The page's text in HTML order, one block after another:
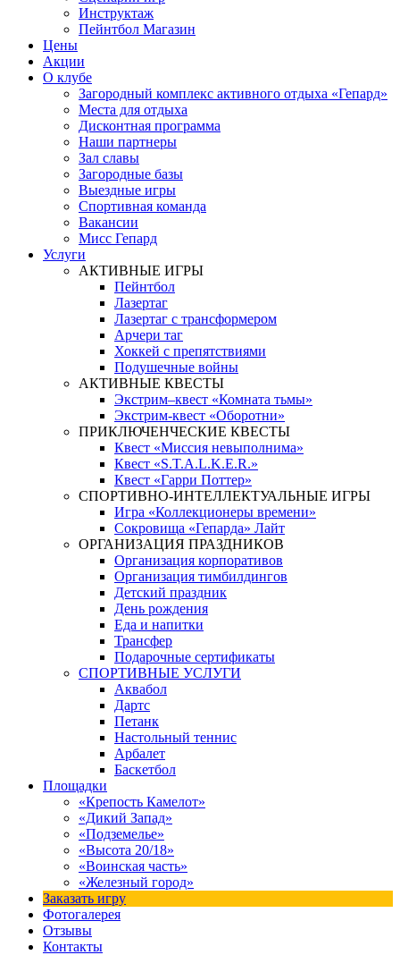
Инструктаж
Пейнтбол Магазин
Цены
Акции
О клубе
Загородный комплекс активного отдыха «Гепард»
Места для отдыха
Дисконтная программа
Наши партнеры
Зал славы
Загородные базы
Выездные игры
Спортивная команда
Вакансии
Мисс Гепард
Услуги
АКТИВНЫЕ ИГРЫ
Пейнтбол
Лазертаг
Лазертаг с трансформером
Арчери таг
Хоккей с препятствиями
Подушечные войны
АКТИВНЫЕ КВЕСТЫ
Экстрим–квест «Комната тьмы»
Экстрим-квест «Оборотни»
ПРИКЛЮЧЕНЧЕСКИЕ КВЕСТЫ
Квест «Миссия невыполнима»
Квест «S.T.A.L.K.E.R.»
Квест «Гарри Поттер»
СПОРТИВНО-ИНТЕЛЛЕКТУАЛЬНЫЕ ИГРЫ
Игра «Коллекционеры времени»
Сокровища «Гепарда» Лайт
ОРГАНИЗАЦИЯ ПРАЗДНИКОВ
Организация корпоративов
Организация тимбилдингов
Детский праздник
День рождения
Еда и напитки
Трансфер
Подарочные сертификаты
СПОРТИВНЫЕ УСЛУГИ
Аквабол
Дартс
Петанк
Настольный теннис
Арбалет
Баскетбол
Площадки
«Крепость Камелот»
«Дикий Запад»
«Подземелье»
«Высота 20/18»
«Воинская часть»
«Железный город»
Заказать игру
Фотогалерея
Отзывы
Контакты